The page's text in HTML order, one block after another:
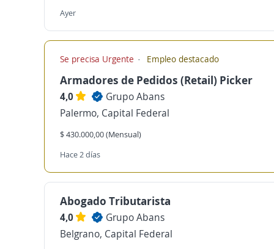
Ayer
Se precisa Urgente Empleo destacado
Armadores de Pedidos (Retail) Picker
4,0
Grupo Abans
Palermo, Capital Federal
$ 430.000,00 (Mensual)
Hace 2 días
Abogado Tributarista
4,0
Grupo Abans
Belgrano, Capital Federal